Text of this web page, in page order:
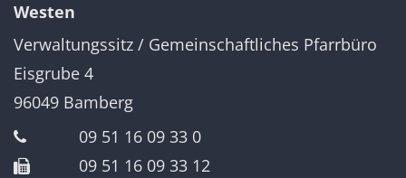
Westen
Verwaltungssitz / Gemeinschaftliches Pfarrbüro
Eisgrube 4
96049 Bamberg
09 51 16 09 33 0
09 51 16 09 33 12